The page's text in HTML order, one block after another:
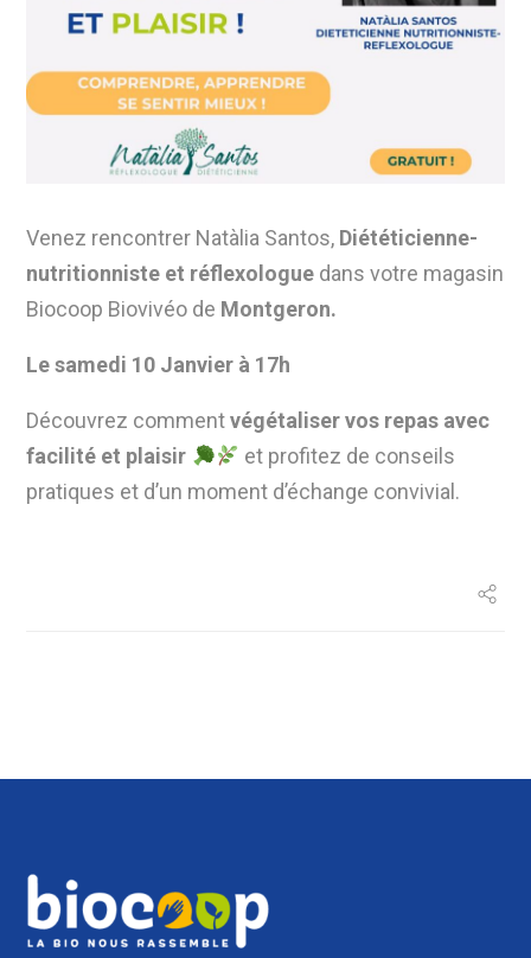
Venez rencontrer Natàlia Santos, Diététicienne-
nutritionniste et réflexologue dans votre magasin
Biocoop Biovivéo de Montgeron.
Le samedi 10 Janvier à 17h
Découvrez commentvégétaliser vos repas avec
facilité et plaisir
et profitez de conseils
pratiques et d’un moment d’échange convivial.